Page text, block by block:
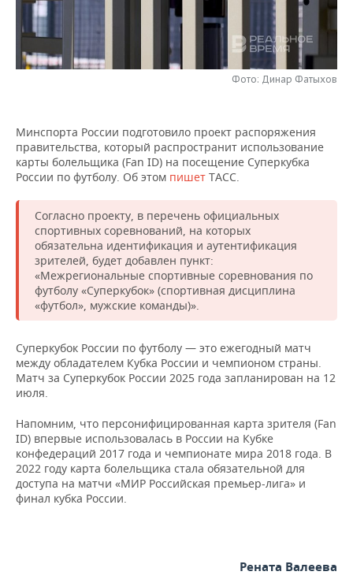
НЕФТЕХИМИЯ
НЕФТЬ
РОЗНИЧНАЯ ТОРГОВЛЯ
ТРАНСПОРТ
НОВОСТИ ТЕХНОЛОГИЙ
IT
ТЕЛЕКОММУНИКАЦИИ
МЕРОПРИЯТИЯ
НОВОСТИ МЕРОПРИЯТИЙ
БИЗНЕС-БРАНЧИ
ONLINE-КОНФЕРЕНЦИИ
ОТКРЫТАЯ ЛЕКЦИЯ
СПОРТ
ФУТБОЛ
ХОККЕЙ
БАСКЕТБОЛ
ВОЛЕЙБОЛ
КИБЕРСПОРТ
ФИГУРНОЕ КАТАНИЕ
ВОДНЫЕ ВИДЫ СПОРТА
ХОККЕЙ С МЯЧОМ
НОВОСТИ ОБЩЕСТВА
ВЛАСТЬ
ИНФРАСТРУКТУРА
ИСТОРИЯ
КУЛЬТУРА
МЕДИЦИНА
ОБРАЗОВАНИЕ
ПРОИСШЕСТВИЯ
ФОТОГАЛЕРЕЯ
СЮЖЕТЫ
СПРАВОЧНИК
СПИСОК ПЕРСОН
СПИСОК КОМПАНИЙ
ПОЛНАЯ ВЕРСИЯ
Фото: Динар Фатыхов
Минспорта России подготовило проект распоряжения
правительства, который распространит использование
карты болельщика (Fan ID) на посещение Суперкубка
России по футболу. Об этом пишет ТАСС.
Согласно проекту, в перечень официальных
спортивных соревнований, на которых
обязательна идентификация и аутентификация
зрителей, будет добавлен пункт:
«Межрегиональные спортивные соревнования по
футболу «Суперкубок» (спортивная дисциплина
«футбол», мужские команды)».
Суперкубок России по футболу — это ежегодный матч
между обладателем Кубка России и чемпионом страны.
Матч за Суперкубок России 2025 года запланирован на 12
июля.
Напомним, что персонифицированная карта зрителя (Fan
ID) впервые использовалась в России на Кубке
конфедераций 2017 года и чемпионате мира 2018 года. В
2022 году карта болельщика стала обязательной для
доступа на матчи «МИР Российская премьер-лига» и
финал кубка России.
Рената Валеева